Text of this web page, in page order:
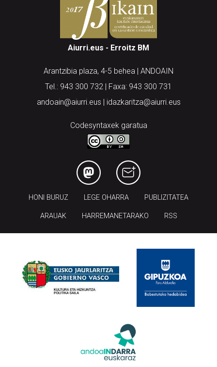
Aiurri.eus - Erroitz BM
Arantzibia plaza, 4-5 behea | ANDOAIN
Tel.: 943 300 732 | Faxa: 943 300 731
andoain@aiurri.eus | idazkaritza@aiurri.eus
Codesyntaxek garatua
HONI BURUZ LEGE OHARRA PUBLIZITATEA
ARAUAK HARREMANETARAKO RSS